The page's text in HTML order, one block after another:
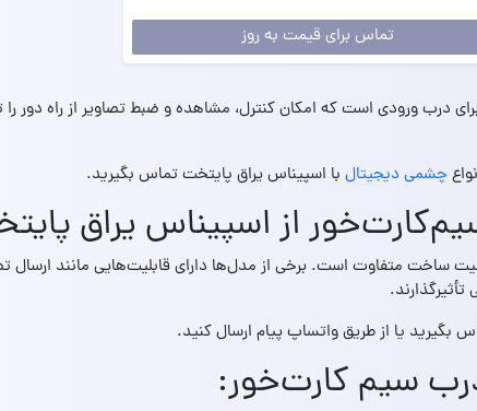
تماس برای قیمت به روز
درب ورودی است که امکان کنترل، مشاهده و ضبط تصاویر از راه دور را
چشمی دیجیتال با اسپیناس یراق پایتخت تماس بگیرید.
از اسپیناس یراق
ساخت متفاوت است. برخی از مدل‌ها دارای قابلیت‌هایی مانند ارسال
بگیرید یا از طریق واتساپ پیام ارسال کنید.
سیم کارت‌خور: